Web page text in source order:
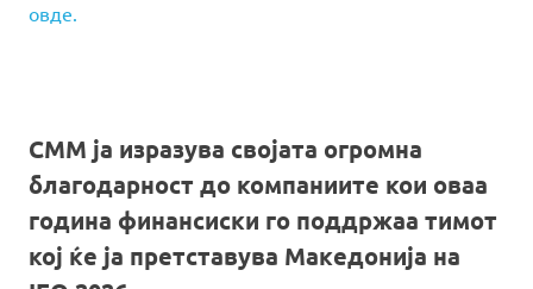
овде.
СММ ја изразува својата огромна
благодарност до компаниите кои оваа
година финансиски го поддржаа тимот
кој ќе ја претставува Македонија на